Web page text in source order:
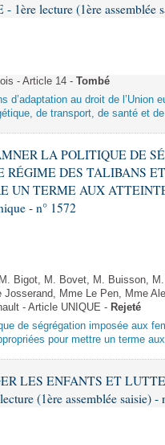
1ère lecture (1ère assemblée
- Article 14 - Tombé
d’adaptation au droit de l’Union
de transport, de santé et
LA POLITIQUE DE
RÉGIME DES TALIBANS
UN TERME AUX
- n° 1572
Bigot, M. Bovet, M. Buisson,
Josserand, Mme Le Pen, Mme
- Article UNIQUE - Rejeté
de ségrégation imposée aux
pour mettre un terme
LES ENFANTS ET
(1ère assemblée saisie) -